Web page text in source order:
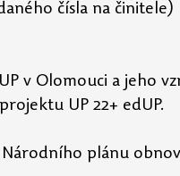
čísla na činitele)
v Olomouci a jeho
UP 22+ edUP.
plánu